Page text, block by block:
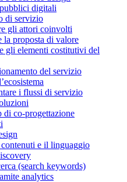
digitali
di servizio
gli attori coinvolti
la proposta di valore
gli elementi costitutivi del
del servizio
i flussi di servizio
di co-progettazione
e il linguaggio
(search keywords)
analytics